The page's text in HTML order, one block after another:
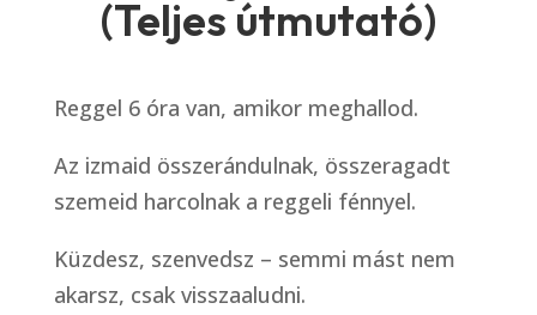
(Teljes útmutató)
Reggel 6 óra van, amikor meghallod.
Az izmaid összerándulnak, összeragadt
szemeid harcolnak a reggeli fénnyel.
Küzdesz, szenvedsz – semmi mást nem
akarsz, csak visszaaludni.